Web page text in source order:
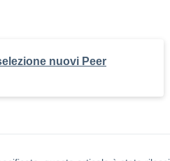
nuovi Peer